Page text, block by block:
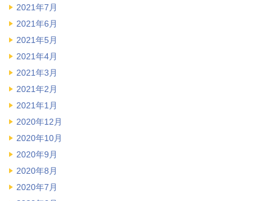
2021年7月
2021年6月
2021年5月
2021年4月
2021年3月
2021年2月
2021年1月
2020年12月
2020年10月
2020年9月
2020年8月
2020年7月